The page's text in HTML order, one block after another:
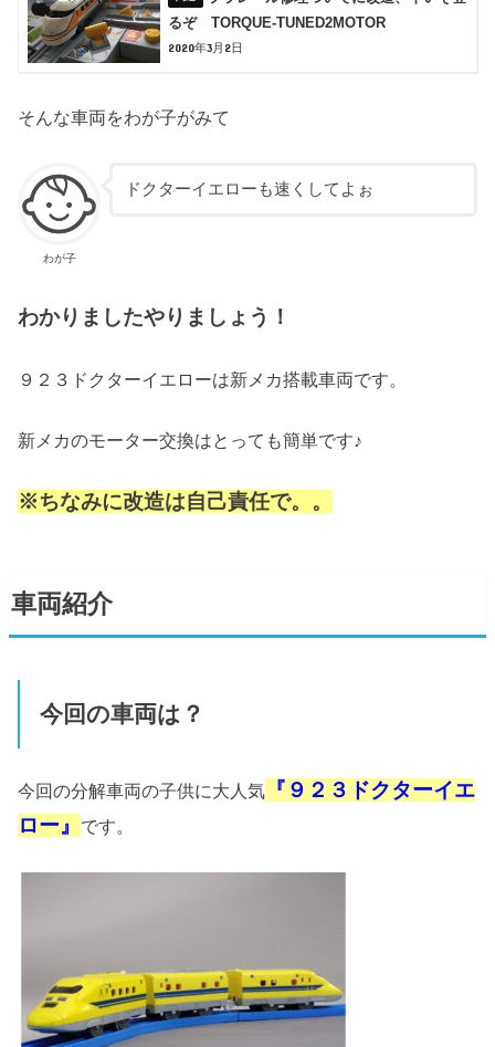
るぞ TORQUE-TUNED2MOTOR
2020年3月2日
そんな車両をわが子がみて
わが子
ドクターイエローも速くしてよぉ
わかりましたやりましょう！
９２３ドクターイエローは新メカ搭載車両です。
新メカのモーター交換はとっても簡単です♪
※ちなみに改造は自己責任で。。
車両紹介
今回の車両は？
今回の分解車両の子供に大人気
『９２３ドクターイエ
ロー』
です。